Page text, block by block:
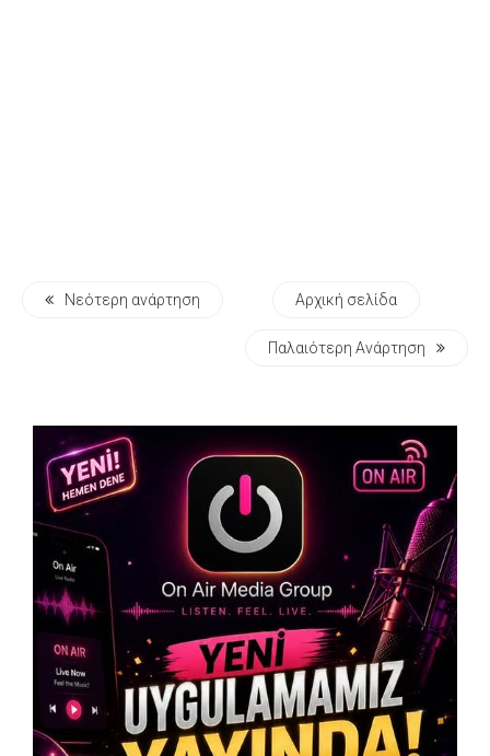
Νεότερη ανάρτηση Αρχική σελίδα
Παλαιότερη Ανάρτηση